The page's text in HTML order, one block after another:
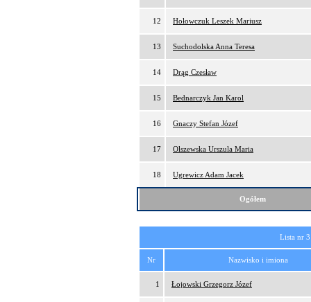
12 Hołowczuk Leszek Mariusz
13 Suchodolska Anna Teresa
14 Drąg Czesław
15 Bednarczyk Jan Karol
16 Gnaczy Stefan Józef
17 Olszewska Urszula Maria
18 Ugrewicz Adam Jacek
Ogółem
Lista nr
Nr Nazwisko i imiona
1 Łojowski Grzegorz Józef